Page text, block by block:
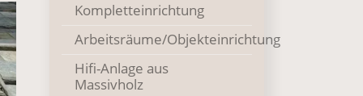
Kompletteinrichtung
Arbeitsräume/Objekteinrichtung
Hifi-Anlage aus
Massivholz